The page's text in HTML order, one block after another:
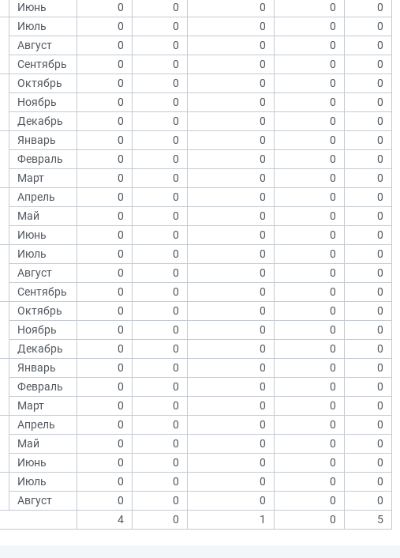
Июнь
0 0 0 0 0
Июль 0 0 0 0
0
Август
0 0 0 0
0
Сентябрь
0 0 0 0 0
Октябрь 0 0 0 0
0
Ноябрь
0 0 0 0
0
Декабрь
0 0 0 0 0
Январь 0 0 0 0
0
Февраль
0 0 0 0
0
Март
0 0 0 0 0
Апрель 0 0 0 0
0
Май
0 0 0 0
0
Июнь
0 0 0 0 0
Июль 0 0 0 0
0
Август
0 0 0 0
0
Сентябрь
0 0 0 0 0
Октябрь 0 0 0 0
0
Ноябрь
0 0 0 0
0
Декабрь
0 0 0 0 0
Январь 0 0 0 0
0
Февраль
0 0 0 0
0
Март
0 0 0 0 0
Апрель 0 0 0 0
0
Май
0 0 0 0
0
Июнь
0 0 0 0 0
Июль 0 0 0 0
0
Август
0 0 0 0
0
4 0 1 0 5